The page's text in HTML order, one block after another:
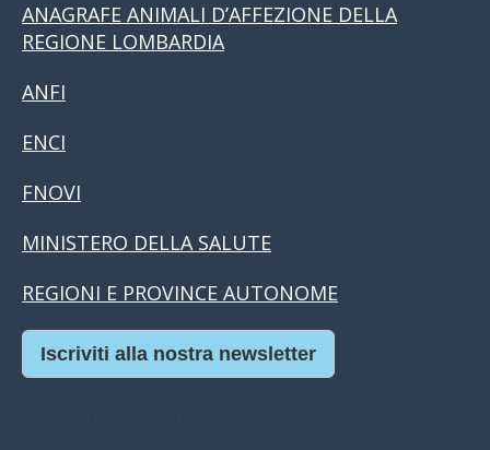
ANAGRAFE ANIMALI D’AFFEZIONE DELLA
REGIONE LOMBARDIA
ANFI
ENCI
FNOVI
MINISTERO DELLA SALUTE
REGIONI E PROVINCE AUTONOME
Iscriviti alla nostra newsletter